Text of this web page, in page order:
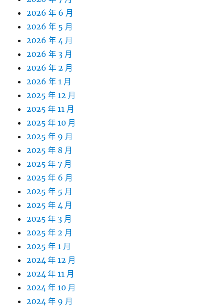
2026 年 6 月
2026 年 5 月
2026 年 4 月
2026 年 3 月
2026 年 2 月
2026 年 1 月
2025 年 12 月
2025 年 11 月
2025 年 10 月
2025 年 9 月
2025 年 8 月
2025 年 7 月
2025 年 6 月
2025 年 5 月
2025 年 4 月
2025 年 3 月
2025 年 2 月
2025 年 1 月
2024 年 12 月
2024 年 11 月
2024 年 10 月
2024 年 9 月